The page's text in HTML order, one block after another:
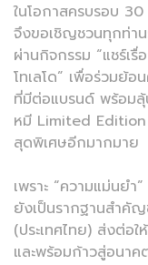
ในโอกาสครบรอบ 30
จึงขอเชิญชวนทุกท่า
ผ่านกิจกรรม “แชร์เ
โทเลโด” เพื่อร่วมย้
ที่มีต่อแบรนด์ พร้อม
หมี Limited Edition
สุดพิเศษอีกมากมาย
เพราะ “ความแม่นยำ
ยังเป็นรากฐานสำคัญ
(ประเทศไทย) ส่งต่อ
และพร้อมก้าวสู่อนา